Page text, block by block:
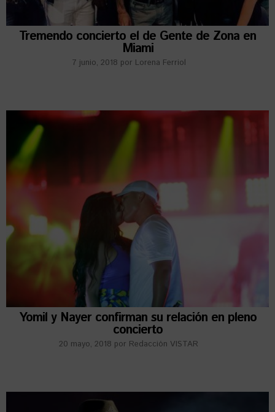
Tremendo concierto el de Gente de Zona en
Miami
7 junio, 2018 por Lorena Ferriol
Yomil y Nayer confirman su relación en pleno
concierto
20 mayo, 2018 por Redacción VISTAR